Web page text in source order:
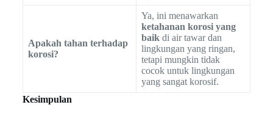
Apakah tahan terhadap
korosi?
Ya, ini menawarkan
ketahanan korosi yang
baikdi air tawar dan
lingkungan yang ringan,
tetapi mungkin tidak
cocok untuk lingkungan
yang sangat korosif.
Kesimpulan